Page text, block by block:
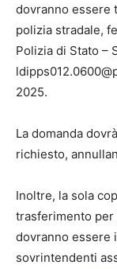
dovranno essere
polizia stradale,
Polizia di Stato –
2025.
La domanda
richiesto,
Inoltre, la sola
trasferimento
dovranno essere
sovrintendenti